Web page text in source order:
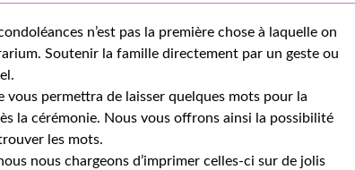
n’est pas la première chose à laquelle on
Soutenir la famille directement par un geste ou
vous permettra de laisser quelques mots pour la
la cérémonie. Nous vous offrons ainsi la possibilité
les mots.
nous chargeons d’imprimer celles-ci sur de jolis